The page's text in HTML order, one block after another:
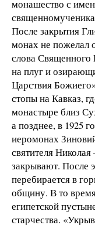
монашество с
После закрытия
монах не пожелал
слова
на плуг и
Царствия
стопы на Кавказ,
монастыре близ
а позднее, в 1925
иеромонах
святителя
закрывают. После
перебирается в
общину. В то время
египетской
старчества.